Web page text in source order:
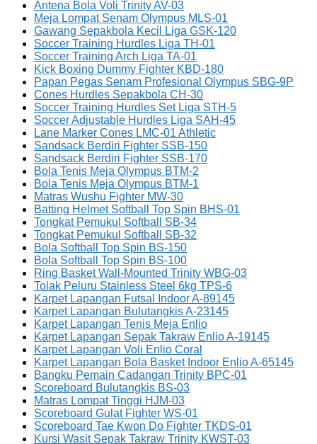
Antena Bola Voli Trinity AV-03
Meja Lompat Senam Olympus MLS-01
Gawang Sepakbola Kecil Liga GSK-120
Soccer Training Hurdles Liga TH-01
Soccer Training Arch Liga TA-01
Kick Boxing Dummy Fighter KBD-180
Papan Pegas Senam Profesional Olympus SBG-9P
Cones Hurdles Sepakbola CH-30
Soccer Training Hurdles Set Liga STH-5
Soccer Adjustable Hurdles Liga SAH-45
Lane Marker Cones LMC-01 Athletic
Sandsack Berdiri Fighter SSB-150
Sandsack Berdiri Fighter SSB-170
Bola Tenis Meja Olympus BTM-2
Bola Tenis Meja Olympus BTM-1
Matras Wushu Fighter MW-30
Batting Helmet Softball Top Spin BHS-01
Tongkat Pemukul Softball SB-34
Tongkat Pemukul Softball SB-32
Bola Softball Top Spin BS-150
Bola Softball Top Spin BS-100
Ring Basket Wall-Mounted Trinity WBG-03
Tolak Peluru Stainless Steel 6kg TPS-6
Karpet Lapangan Futsal Indoor A-89145
Karpet Lapangan Bulutangkis A-23145
Karpet Lapangan Tenis Meja Enlio
Karpet Lapangan Sepak Takraw Enlio A-19145
Karpet Lapangan Voli Enlio Coral
Karpet Lapangan Bola Basket Indoor Enlio A-65145
Bangku Pemain Cadangan Trinity BPC-01
Scoreboard Bulutangkis BS-03
Matras Lompat Tinggi HJM-03
Scoreboard Gulat Fighter WS-01
Scoreboard Tae Kwon Do Fighter TKDS-01
Kursi Wasit Sepak Takraw Trinity KWST-03